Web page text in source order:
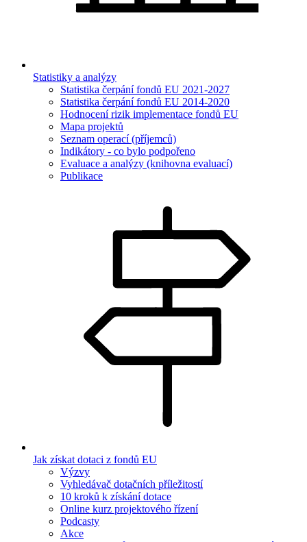
Statistiky a analýzy
Statistika čerpání fondů EU 2021-2027
Statistika čerpání fondů EU 2014-2020
Hodnocení rizik implementace fondů EU
Mapa projektů
Seznam operací (příjemců)
Indikátory - co bylo podpořeno
Evaluace a analýzy (knihovna evaluací)
Publikace
Jak získat dotaci z fondů EU
Výzvy
Vyhledávač dotačních příležitostí
10 kroků k získání dotace
Online kurz projektového řízení
Podcasty
Akce